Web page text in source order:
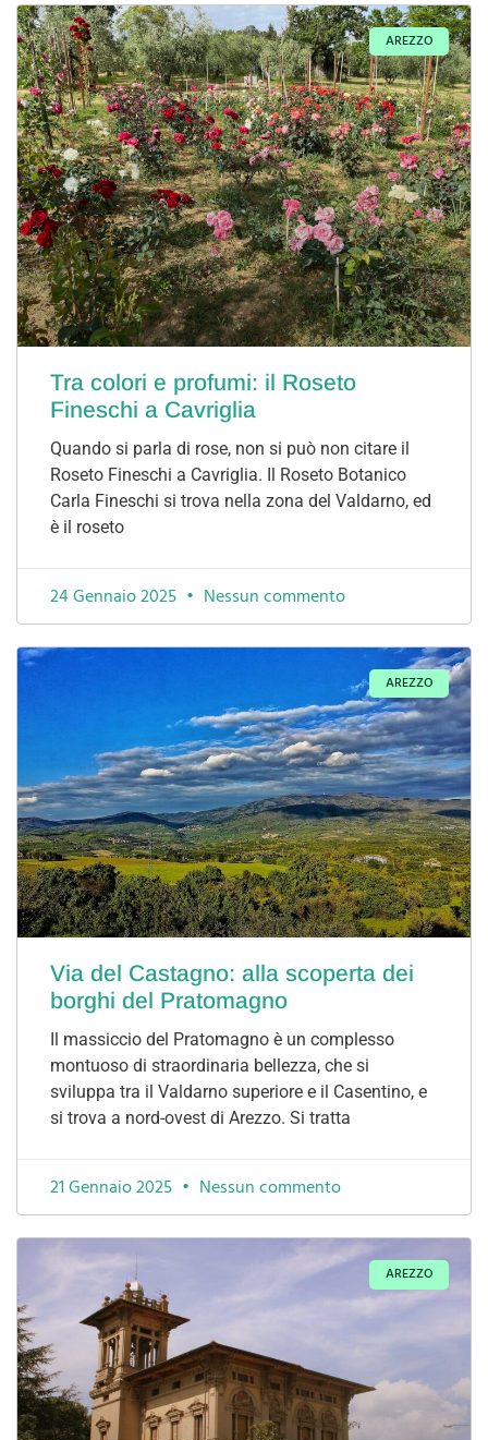
AREZZO
Tra colori e profumi: il Roseto
Fineschi a Cavriglia
Quando si parla di rose, non si può non citare il
Roseto Fineschi a Cavriglia. Il Roseto Botanico
Carla Fineschi si trova nella zona del Valdarno, ed
è il roseto
24 Gennaio 2025 Nessun commento
AREZZO
Via del Castagno: alla scoperta dei
borghi del Pratomagno
Il massiccio del Pratomagno è un complesso
montuoso di straordinaria bellezza, che si
sviluppa tra il Valdarno superiore e il Casentino, e
si trova a nord-ovest di Arezzo. Si tratta
21 Gennaio 2025 Nessun commento
AREZZO